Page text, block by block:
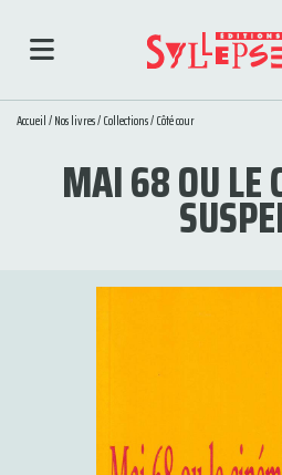
Accueil/Nos livres/Collections/Côté cour
MAI 68 OU LE